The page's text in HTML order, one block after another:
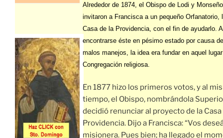
Alrededor de 1874, el Obispo de Lodi y
invitaron a Francisca a un pequeño Orfanatorio,
Casa de la Providencia, con el fin de ayudarlo.
encontrarse éste en pésimo estado por causa
malos manejos, la idea era fundar en aquel
Congregación religiosa.
En 1877 hizo los primeros votos, y al
tiempo, el Obispo, nombrándola
decidió renunciar al proyecto de la Casa
Providencia. Dijo a Francisca: “Vos
misionera. Pues bien; ha llegado el